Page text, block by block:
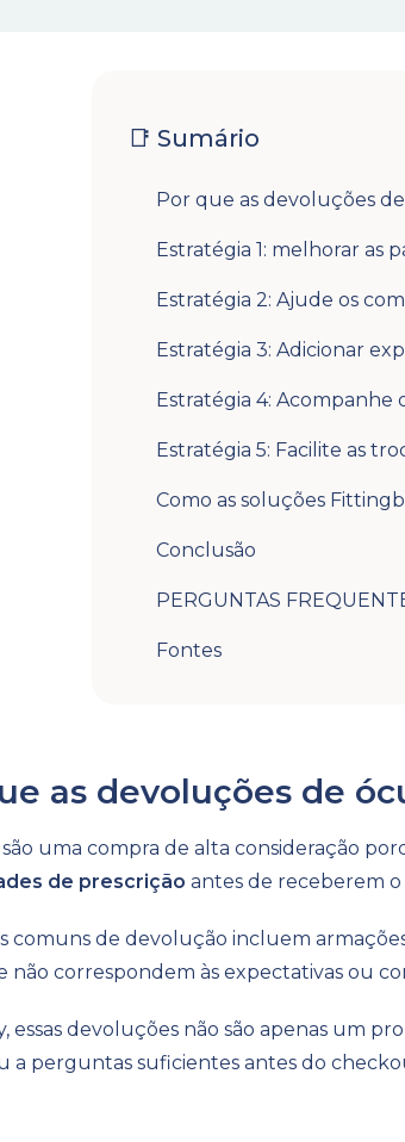
📑 Sumário
Por que as devoluções
Estratégia 1: melhorar as
Estratégia 2: Ajude os
Estratégia 3: Adicionar
Estratégia 4: Acompanhe
Estratégia 5: Facilite as
Como as soluções
Conclusão
PERGUNTAS
Fontes
as devoluções de
uma compra de alta consideração
de prescrição antes de receberem
comuns de devolução incluem
não correspondem às expectativas ou
essas devoluções não são apenas um
a perguntas suficientes antes do